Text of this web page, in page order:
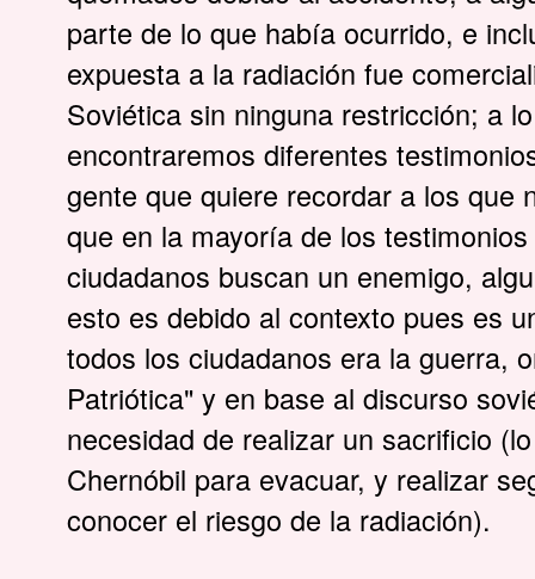
parte de lo que había ocurrido, e
expuesta a la radiación fue
Soviética sin ninguna restricción; a
encontraremos diferentes
gente que quiere recordar a los que
que en la mayoría de los
ciudadanos buscan un enemigo,
esto es debido al contexto pues es
todos los ciudadanos era la guerra,
Patriótica" y en base al discurso
necesidad de realizar un sacrificio
Chernóbil para evacuar, y realizar
conocer el riesgo de la radiación).